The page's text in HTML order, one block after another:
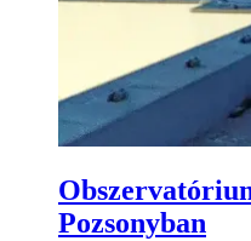
Pozsonyban